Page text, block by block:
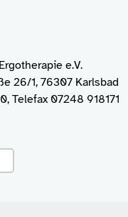
e.V.
26/1, 76307 Karlsbad
Telefax 07248 918171